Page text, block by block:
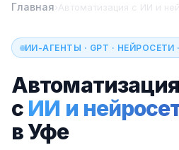
Главная›Автоматизация с ИИ и
ИИ-АГЕНТЫ · GPT · НЕЙРОСЕТИ ·
Автоматизация
с ИИ и
в Уфе